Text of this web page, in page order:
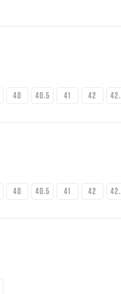
40 40.5 41 42
40 40.5 41 42